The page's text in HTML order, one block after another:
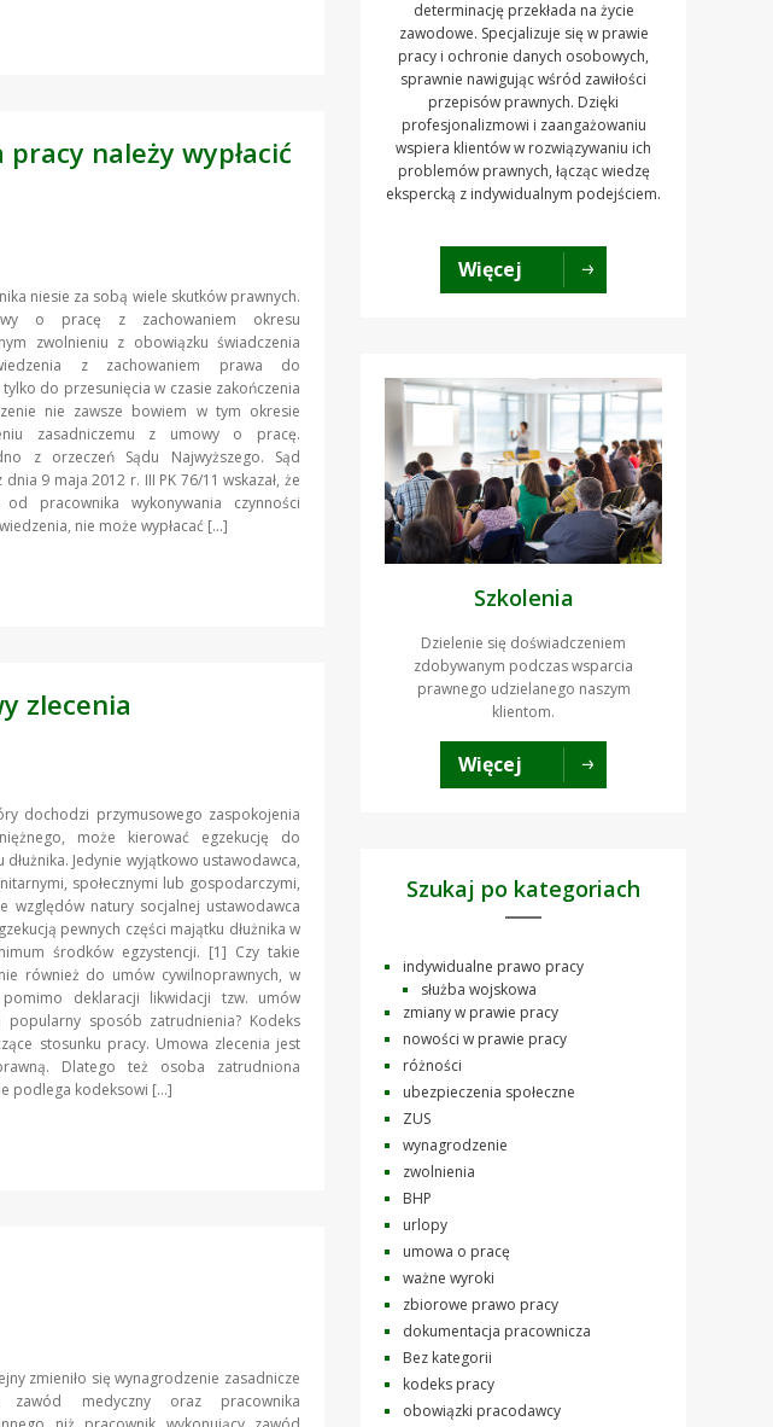
należy wypłacić
niesie za sobą wiele skutków prawnych.
o pracę z zachowaniem okresu
zwolnieniu z obowiązku świadczenia
z zachowaniem prawa do
do przesunięcia w czasie zakończenia
nie zawsze bowiem w tym okresie
zasadniczemu z umowy o pracę.
z orzeczeń Sądu Najwyższego. Sąd
9 maja 2012 r. III PK 76/11 wskazał, że
pracownika wykonywania czynności
nie może wypłacać […]
zlecenia
dochodzi przymusowego zaspokojenia
może kierować egzekucję do
Jedynie wyjątkowo ustawodawca,
społecznymi lub gospodarczymi,
względów natury socjalnej ustawodawca
pewnych części majątku dłużnika w
środków egzystencji. [1] Czy takie
również do umów cywilnoprawnych, w
deklaracji likwidacji tzw. umów
popularny sposób zatrudnienia? Kodeks
stosunku pracy. Umowa zlecenia jest
Dlatego też osoba zatrudniona
podlega kodeksowi […]
zmieniło się wynagrodzenie zasadnicze
zawód medyczny oraz pracownika
determinację przekłada na życie
zawodowe. Specjalizuje się w prawie
pracy i ochronie danych osobowych,
sprawnie nawigując wśród zawiłości
przepisów prawnych. Dzięki
profesjonalizmowi i zaangażowaniu
wspiera klientów w rozwiązywaniu ich
problemów prawnych, łącząc wiedzę
ekspercką z indywidualnym podejściem.
Więcej
Szkolenia
Dzielenie się doświadczeniem
zdobywanym podczas wsparcia
prawnego udzielanego naszym
klientom.
Więcej
Szukaj po kategoriach
indywidualne prawo pracy
służba wojskowa
zmiany w prawie pracy
nowości w prawie pracy
różności
ubezpieczenia społeczne
ZUS
wynagrodzenie
zwolnienia
BHP
urlopy
umowa o pracę
ważne wyroki
zbiorowe prawo pracy
dokumentacja pracownicza
Bez kategorii
kodeks pracy
obowiązki pracodawcy